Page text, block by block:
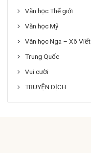
Văn học Thế giới
Văn học Mỹ
Văn học Nga – Xô Viết
Trung Quốc
Vui cười
TRUYỆN DỊCH